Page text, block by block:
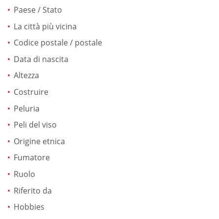
Paese / Stato
La città più vicina
Codice postale / postale
Data di nascita
Altezza
Costruire
Peluria
Peli del viso
Origine etnica
Fumatore
Ruolo
Riferito da
Hobbies